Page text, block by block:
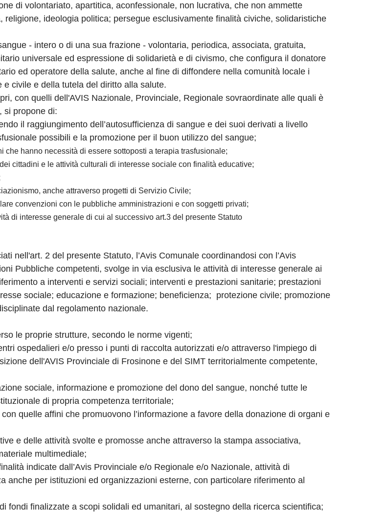
di volontariato, apartitica, aconfessionale, non lucrativa, che non ammette
ideologia politica; persegue esclusivamente finalità civiche, solidaristiche
- intero o di una sua frazione - volontaria, periodica, associata, gratuita,
universale ed espressione di solidarietà e di civismo, che configura il donatore
ed operatore della salute, anche al fine di diffondere nella comunità locale i
civile e della tutela del diritto alla salute.
con quelli dell'AVIS Nazionale, Provinciale, Regionale sovraordinate alle quali è
si propone di:
il raggiungimento dell’autosufficienza di sangue e dei suoi derivati a livello
possibili e la promozione per il buon utilizzo del sangue;
hanno necessità di essere sottoposti a terapia trasfusionale;
cittadini e le attività culturali di interesse sociale con finalità educative;
anche attraverso progetti di Servizio Civile;
convenzioni con le pubbliche amministrazioni e con soggetti privati;
di interesse generale di cui al successivo art.3 del presente Statuto
nell'art. 2 del presente Statuto, l’Avis Comunale coordinandosi con l’Avis
Pubbliche competenti, svolge in via esclusiva le attività di interesse generale ai
a interventi e servizi sociali; interventi e prestazioni sanitarie; prestazioni
sociale; educazione e formazione; beneficienza; protezione civile; promozione
dal regolamento nazionale.
le proprie strutture, secondo le norme vigenti;
ospedalieri e/o presso i punti di raccolta autorizzati e/o attraverso l'impiego di
dell'AVIS Provinciale di Frosinone e del SIMT territorialmente competente,
sociale, informazione e promozione del dono del sangue, nonché tutte le
di propria competenza territoriale;
quelle affini che promuovono l’informazione a favore della donazione di organi e
e delle attività svolte e promosse anche attraverso la stampa associativa,
multimediale;
indicate dall’Avis Provinciale e/o Regionale e/o Nazionale, attività di
anche per istituzioni ed organizzazioni esterne, con particolare riferimento al
fondi finalizzate a scopi solidali ed umanitari, al sostegno della ricerca scientifica;